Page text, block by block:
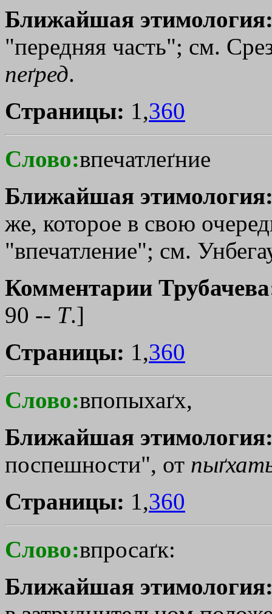
Ближайшая
"передняя часть"; см.
пеґред.
Страницы: 1,360
Слово:впечатлеґние
Ближайшая
же, которое в свою
"впечатление"; см.
Комментарии
90 -- Т.]
Страницы: 1,360
Слово:впопыхаґх,
Ближайшая
поспешности", от
Страницы: 1,360
Слово:впросаґк:
Ближайшая